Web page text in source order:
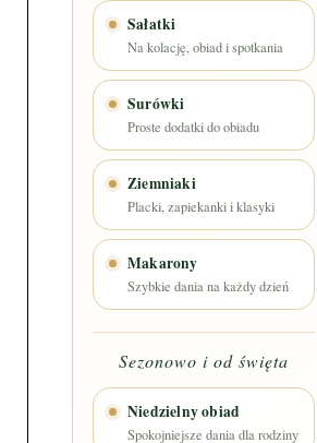
Sałatki
Na kolację, obiad i spotkania
Surówki
Proste dodatki do obiadu
Ziemniaki
Placki, zapiekanki i klasyki
Makarony
Szybkie dania na każdy dzień
Sezonowo i od święta
Niedzielny obiad
Spokojniejsze dania dla rodziny